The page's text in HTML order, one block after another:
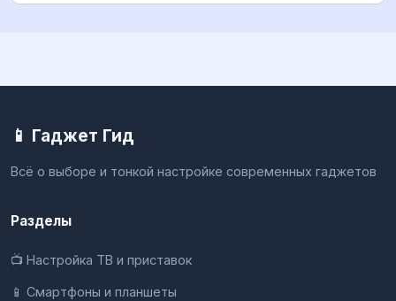
📱 Гаджет Гид
Всё о выборе и тонкой настройке современных гаджетов
Разделы
📺 Настройка ТВ и приставок
📱 Смартфоны и планшеты